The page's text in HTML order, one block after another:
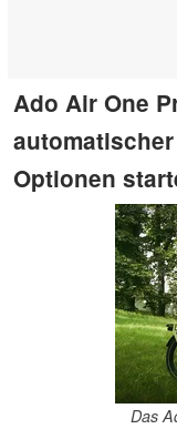
Ado Air One
Optionen
Das